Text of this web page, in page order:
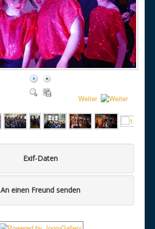
Weiter
Exif-Daten
An einen Freund senden